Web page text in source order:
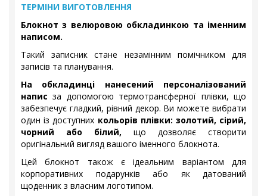
ТЕРМІНИ ВИГОТОВЛЕННЯ
Блокнот з велюровою обкладинкою та іменним
написом.
Такий записник стане незамінним помічником для
записів та планування.
На обкладинці нанесений персоналізований
напис за допомогою термотрансферної плівки, що
забезпечує гладкий, рівний декор. Ви можете вибрати
один із доступних кольорів плівки: золотий, сірий,
чорний або білий, що дозволяє створити
оригінальний вигляд вашого іменного блокнота.
Цей блокнот також є ідеальним варіантом для
корпоративних подарунків або як датований
щоденник з власним логотипом.